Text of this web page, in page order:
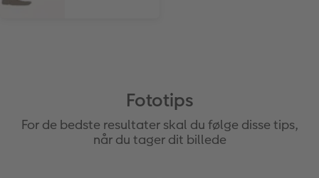
Fototips
For de bedste resultater skal du følge disse tips,
når du tager dit billede